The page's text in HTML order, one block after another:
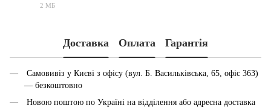
2 МБ
Доставка Оплата Гарантія
Самовивіз у Києві з офісу (вул. Б. Васильківська, 65, офіс 363)
— безкоштовно
Новою поштою по Україні на відділення або адресна доставка